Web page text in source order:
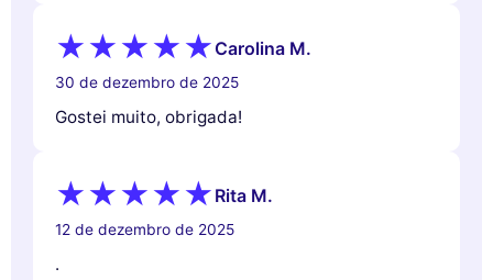
Carolina M.
30 de dezembro de 2025
Gostei muito, obrigada!
Rita M.
12 de dezembro de 2025
.